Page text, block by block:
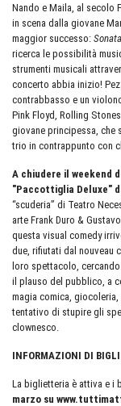
Nando e Maila, al secolo
in scena dalla giovane
maggior successo:
ricerca le possibilità
strumenti musicali
concerto abbia inizio!
contrabbasso e un
Pink Floyd, Rolling
giovane principessa, che
trio in contrappunto con
A chiudere il weekend
"Paccottiglia Deluxe"
“scuderia” di Teatro
arte Frank Duro &
questa visual comedy
due, rifiutati dal nouveau
loro spettacolo,
il plauso del pubblico, a
magia comica,
tentativo di stupire gli
clownesco.
INFORMAZIONI DI
La biglietteria è attiva e i
marzo su